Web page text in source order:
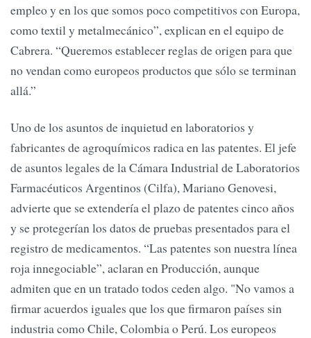
empleo y en los que somos poco competitivos con Europa,
como textil y metalmecánico”, explican en el equipo de
Cabrera. “Queremos establecer reglas de origen para que
no vendan como europeos productos que sólo se terminan
allá.”
Uno de los asuntos de inquietud en laboratorios y
fabricantes de agroquímicos radica en las patentes. El jefe
de asuntos legales de la Cámara Industrial de Laboratorios
Farmacéuticos Argentinos (Cilfa), Mariano Genovesi,
advierte que se extendería el plazo de patentes cinco años
y se protegerían los datos de pruebas presentados para el
registro de medicamentos. “Las patentes son nuestra línea
roja innegociable”, aclaran en Producción, aunque
admiten que en un tratado todos ceden algo. "No vamos a
firmar acuerdos iguales que los que firmaron países sin
industria como Chile, Colombia o Perú. Los europeos